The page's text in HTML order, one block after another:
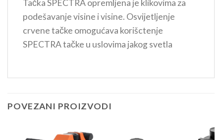
Tačka SPECTRA opremljena je klikovima za
podešavanje visine i visine. Osvijetljenje
crvene tačke omogućava korišctenje
SPECTRA tačke u uslovima jakog svetla
POVEZANI PROIZVODI